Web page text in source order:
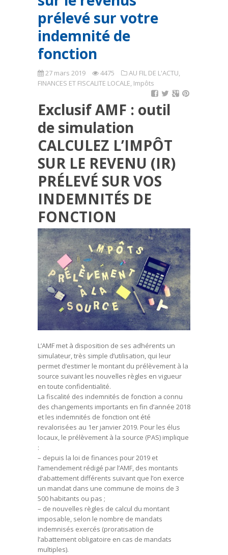
prélevé sur votre
indemnité de
fonction
27 mars 2019 4475 AU FIL DE L'ACTU,
FINANCES ET FISCALITE LOCALE, Impôts
Exclusif AMF : outil
de simulation
CALCULEZ L’IMPÔT
SUR LE REVENU (IR)
PRÉLEVÉ SUR VOS
INDEMNITÉS DE
FONCTION
L’AMF met à disposition de ses adhérents un
simulateur, très simple d’utilisation, qui leur
permet d’estimer le montant du prélèvement à la
source suivant les nouvelles règles en vigueur
en toute confidentialité.
La fiscalité des indemnités de fonction a connu
des changements importants en fin d’année 2018
et les indemnités de fonction ont été
revalorisées au 1er janvier 2019. Pour les élus
locaux, le prélèvement à la source (PAS) implique
:
– depuis la loi de finances pour 2019 et
l’amendement rédigé par l’AMF, des montants
d’abattement différents suivant que l’on exerce
un mandat dans une commune de moins de 3
500 habitants ou pas ;
– de nouvelles règles de calcul du montant
imposable, selon le nombre de mandats
indemnisés exercés (proratisation de
l’abattement obligatoire en cas de mandats
multiples).